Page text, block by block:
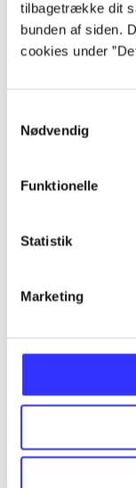
tilbagetrække dit
bunden af siden.
cookies under
Nødvendig
Funktionelle
Statistik
Marketing
...
...
Leichtes